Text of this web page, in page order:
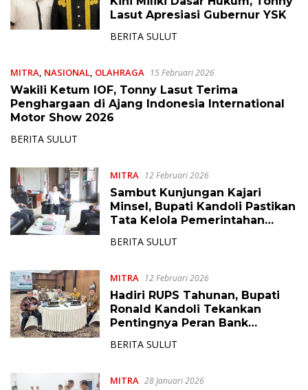
Lasut Apresiasi Gubernur YSK
BERITA SULUT
MITRA NASIONAL OLAHRAGA 15 Februari 2026
Wakili Ketum IOF, Tonny Lasut Terima
Penghargaan di Ajang Indonesia International
Motor Show 2026
BERITA SULUT
MITRA 12 Februari 2026
Sambut Kunjungan Kajari
Minsel, Bupati Kandoli Pastikan
Tata Kelola Pemerintahan
BERITA SULUT
MITRA 12 Februari 2026
Hadiri RUPS Tahunan, Bupati
Ronald Kandoli Tekankan
Pentingnya Peran Bank
Pembangunan Ekonomi
BERITA SULUT
MITRA 28 Januari 2026